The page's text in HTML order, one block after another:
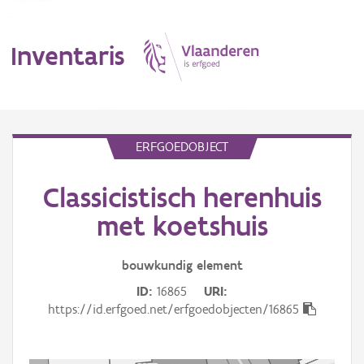
Inventaris
Erfgoedobject
Aanduidingsobject
ERFGOEDOBJECT
Classicistisch herenhuis
met koetshuis
bouwkundig element
ID 16865
URI
https://id.erfgoed.net/erfgoedobjecten/16865